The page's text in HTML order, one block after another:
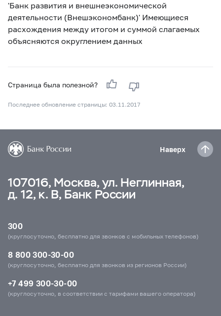
'Банк развития и внешнеэкономической
деятельности (Внешэкономбанк)' Имеющиеся
расхождения между итогом и суммой слагаемых
объясняются округлением данных
Страница была полезной?
Последнее обновление страницы: 03.11.2017
Наверх
107016, Москва, ул. Неглинная,
д. 12, к. В, Банк России
300
(круглосуточно, бесплатно для звонков с мобильных телефонов)
8 800 300-30-00
(круглосуточно, бесплатно для звонков из регионов России)
+7 499 300-30-00
(круглосуточно, в соответствии с тарифами вашего оператора)